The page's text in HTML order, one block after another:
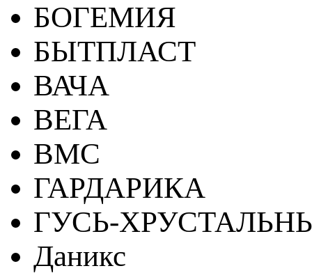
БОГЕМИЯ
БЫТПЛАСТ
ВАЧА
ВЕГА
ВМС
ГАРДАРИКА
ГУСЬ-
Даникс